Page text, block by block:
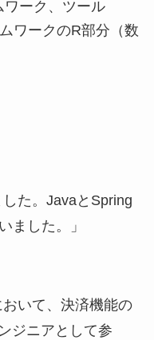
ーク、ツール
ワークのR部分（数
した。JavaとSpring
ました。」
おいて、決済機能の
ジニアとして参